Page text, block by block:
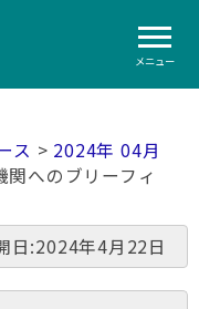
メニュー
ス > 2024年 04月
へのブリーフィ
日:2024年4月22日